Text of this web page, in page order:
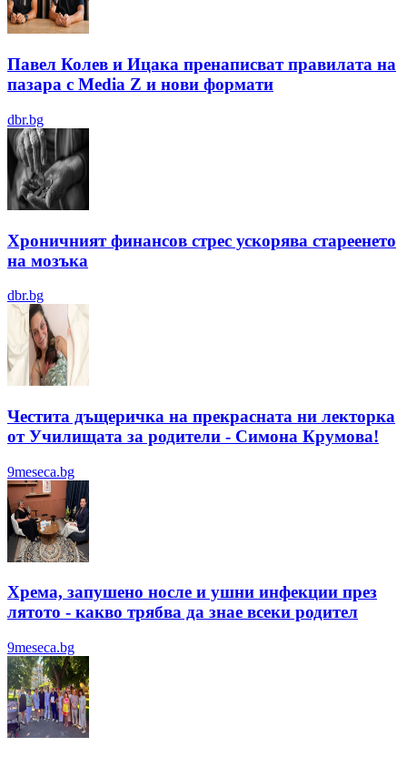
Павел Колев и Ицака пренаписват правилата на
пазара с Media Z и нови формати
dbr.bg
Хроничният финансов стрес ускорява стареенето
на мозъка
dbr.bg
Честита дъщеричка на прекрасната ни лекторка
от Училищата за родители - Симона Крумова!
9meseca.bg
Хрема, запушено носле и ушни инфекции през
лятотo - какво трябва да знае всеки родител
9meseca.bg